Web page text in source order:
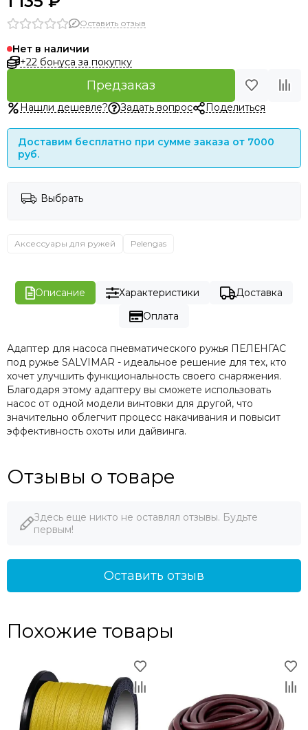
Оставить отзыв
Нет в наличии
+22 бонуса за покупку
Предзаказ
Нашли дешевле? Задать вопрос Поделиться
Доставим бесплатно при сумме заказа от 7000
руб.
Выбрать
Аксессуары для ружей Pelengas
Описание Характеристики
Доставка
Оплата
Адаптер для насоса пневматического ружья ПЕЛЕНГАС
под ружье SALVIMAR - идеальное решение для тех, кто
хочет улучшить функциональность своего снаряжения.
Благодаря этому адаптеру вы сможете использовать
насос от одной модели винтовки для другой, что
значительно облегчит процесс накачивания и повысит
эффективность охоты или дайвинга.
Отзывы о товаре
Здесь еще никто не оставлял отзывы. Будьте
первым!
Оставить отзыв
Похожие товары